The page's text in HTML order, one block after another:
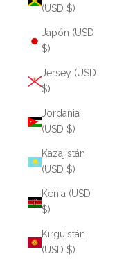
(USD $)
Japón (USD
$)
Jersey (USD
$)
Jordania
(USD $)
Kazajistán
(USD $)
Kenia (USD
$)
Kirguistán
(USD $)